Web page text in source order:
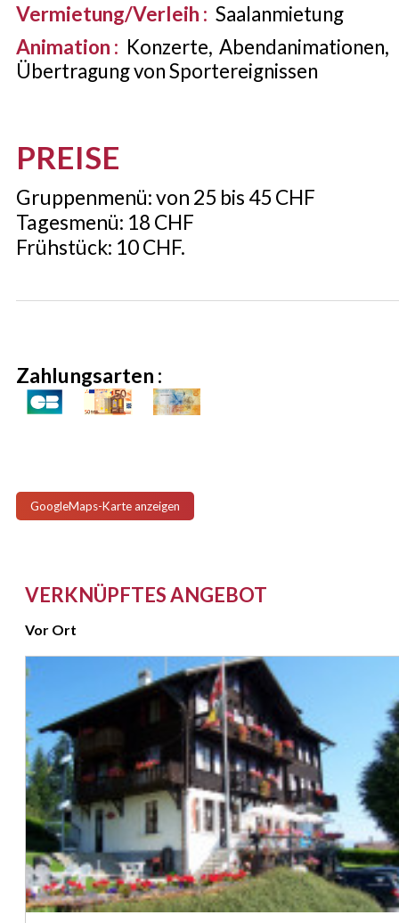
Vermietung/Verleih : Saalanmietung
Animation : Konzerte Abendanimationen
Übertragung von Sportereignissen
PREISE
Gruppenmenü: von 25 bis 45 CHF
Tagesmenü: 18 CHF
Frühstück: 10 CHF.
Zahlungsarten :
GoogleMaps-Karte anzeigen
VERKNÜPFTES ANGEBOT
Vor Ort